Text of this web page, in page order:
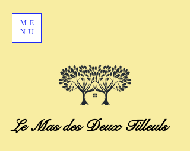
Le Mas des Deux Tilleuls
ME
NU